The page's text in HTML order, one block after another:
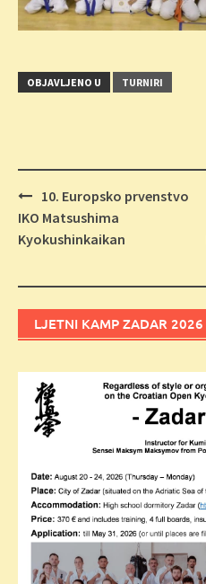
OBJAVLJENO U TURNIRI
Navigacija
objava
10. Europsko prvenstvo
IKO Matsushima
Kyokushinkaikan
LJETNI KAMP ZADAR 2026